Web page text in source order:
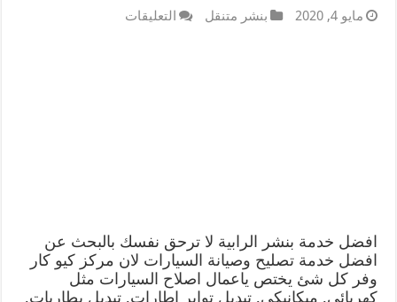
مايو 4, 2020 بنشر متنقل التعليقات
افضل خدمة بنشر الرابية لا ترحق نفسك بالبحث عن
افضل خدمة تصليح وصيانة السيارات لان مركز كيو كار
وفر كل شئ يختص ياعمال اصلاح السيارات مثل
كهربائي, ميكانيكي, تبديل تواير اطارات, تبديل بطاريات,